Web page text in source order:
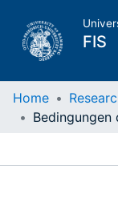
FIS
Home
Home